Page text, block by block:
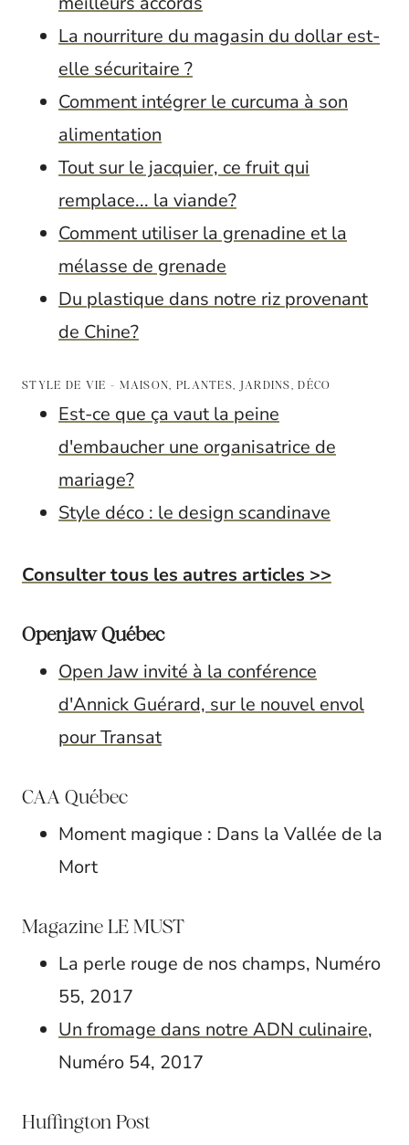
La nourriture du magasin du dollar est-
elle sécuritaire ?
Comment intégrer le curcuma à son
alimentation
Tout sur le jacquier, ce fruit qui
remplace... la viande?
Comment utiliser la grenadine et la
mélasse de grenade
Du plastique dans notre riz provenant
de Chine?
STYLE DE VIE - MAISON, PLANTES, JARDINS, DÉCO
Est-ce que ça vaut la peine
d'embaucher une organisatrice de
mariage?
Style déco : le design scandinave
Consulter tous les autres articles >>
Openjaw Québec
Open Jaw invité à la conférence
d'Annick Guérard, sur le nouvel envol
pour Transat
CAA Québec
Moment magique : Dans la Vallée de la
Mort
Magazine LE MUST
La perle rouge de nos champs, Numéro
55, 2017
Un fromage dans notre ADN culinaire,
Numéro 54, 2017
Huffington Post